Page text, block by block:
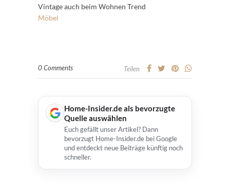
Vintage auch beim Wohnen Trend
Möbel
0 Comments Teilen
Home-Insider.de als bevorzugte
Quelle auswählen
Euch gefällt unser Artikel? Dann
bevorzugt Home-Insider.de bei Google
und entdeckt neue Beiträge künftig noch
schneller.